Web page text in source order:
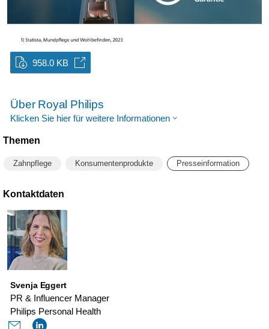
958.0 KB
Über Royal Philips
Klicken Sie hier für weitere Informationen
Themen
Zahnpflege Konsumentenprodukte Presseinformation
Kontaktdaten
Svenja Eggert
PR & Influencer Manager
Philips Personal Health